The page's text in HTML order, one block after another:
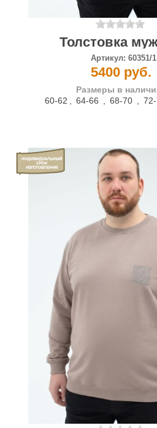
Толстовка
Артикул: 60351/1
5400 руб.
Размеры в
60-62 , 64-66 , 68-70 ,